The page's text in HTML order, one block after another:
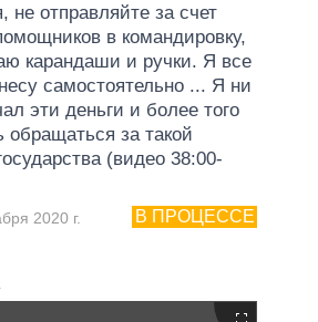
не отправляйте за счет
в командировку,
карандаши и ручки. Я все
самостоятельно ... Я ни
эти деньги и более того
обращаться за такой
(видео 38:00-
В ПРОЦЕССЕ
2020 г.